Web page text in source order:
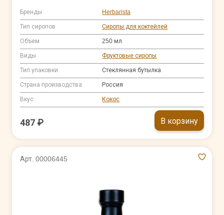
Бренды Herbarista
Тип сиропов Сиропы для коктейлей
Объем 250 мл
Виды Фруктовые сиропы
Тип упаковки Стеклянная бутылка
Страна производства Россия
Вкус Кокос
487 ₽ В корзину
Арт. 00006445